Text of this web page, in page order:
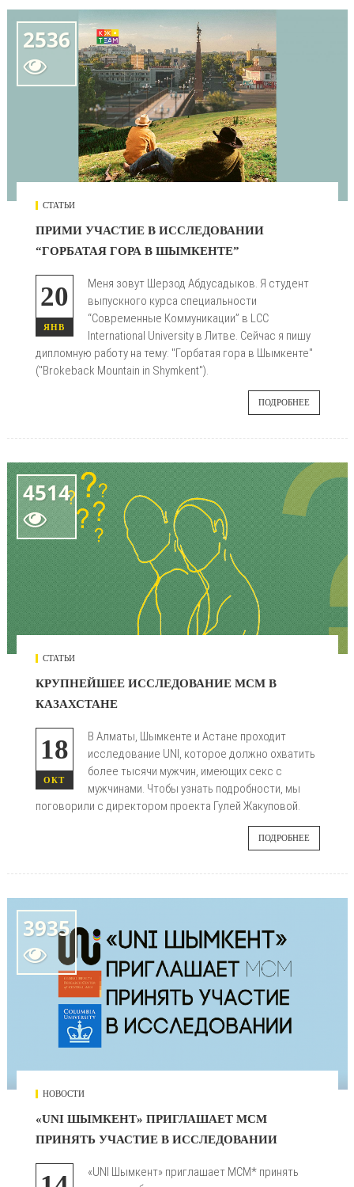
2536

СТАТЬИ
ПРИМИ УЧАСТИЕ В ИССЛЕДОВАНИИ
“ГОРБАТАЯ ГОРА В ШЫМКЕНТЕ”
20
ЯНВ
Меня зовут Шерзод Абдусадыков. Я студент
выпускного курса специальности
“Современные Коммуникации” в LCC
International University в Литве. Сейчас я пишу
дипломную работу на тему: "Горбатая гора в Шымкенте"
("Brokeback Mountain in Shymkent").
ПОДРОБНЕЕ
4514

СТАТЬИ
КРУПНЕЙШЕЕ ИССЛЕДОВАНИЕ МСМ В
КАЗАХСТАНЕ
18
ОКТ
В Алматы, Шымкенте и Астане проходит
исследование UNI, которое должно охватить
более тысячи мужчин, имеющих секс с
мужчинами. Чтобы узнать подробности, мы
поговорили с директором проекта Гулей Жакуповой.
ПОДРОБНЕЕ
3935

НОВОСТИ
«UNI ШЫМКЕНТ» ПРИГЛАШАЕТ МСМ
ПРИНЯТЬ УЧАСТИЕ В ИССЛЕДОВАНИИ
«UNI Шымкент» приглашает МСМ* принять